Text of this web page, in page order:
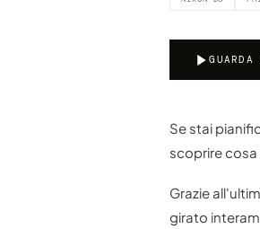
Se stai
scoprire
Grazie
girato